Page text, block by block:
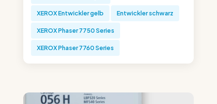
XEROX Entwickler gelb Entwickler schwarz
XEROX Phaser 7750 Series
XEROX Phaser 7760 Series